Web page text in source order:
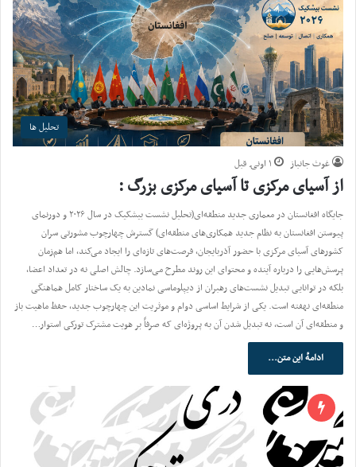
تحلیل ها
غوث جانباز ۱ اونۍ قبل
از آسیای مرکزی تا آسیای مرکزی بزرگ :
جایگاه افغانستان در معماری جدید منطقه‌ای(تحلیل نشست بیشکیک در سال ۲۰۲۶ و دورنمای
پیوستن افغانستان به نظام جدید همکاری‌های منطقه‌ای) گسترش چهارچوب مشورتی سران
کشورهای آسیای مرکزی با حضور آذربایجان، فرصت‌های تازه‌ای را ایجاد می‌کند، اما هم‌زمان
پرسش‌هایی را درباره آینده و محتوای این روند مطرح می‌سازد. چالش اصلی نه در تعداد اعضا،
بلکه در توانایی تبدیل نشست‌های رهبران از دیپلوماسی نمادین به یک ساختار کامل هماهنگی
منطقه‌ای نهفته است. یکی از شرایط اساسی دوام و موثریت این چهارچوب جدید، حفظ ماهیت باز
و منطقه‌ای آن است، نه تبدیل شدن آن به پروژه‌ای که صرفاً بر هویت مشترک تورکی استوار…
ادامهٔ این متن...